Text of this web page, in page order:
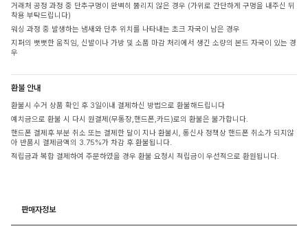
거래처 공정 과정 중 단추구멍이 완벽히 뚫리지 않은 경우 (가위로 간단하게 구멍을 내주신 뒤
착용 부탁드립니다)
워싱 과정 중 발생하는 냄새와 단추 위치를 나타내는 초크 자국이 남은 경우
지퍼의 뻣뻣한 움직임, 신발이나 가방 및 소품 마감 처리에서 생긴 소량의 본드 자국이 있는 경
우
환불 안내
환불시 수거 상품 확인 후 3일이내 결제하신 방법으로 환불해드립니다
예치금으로 환불 시 다시 원결제(무통장,핸드폰,카드)로의 환불은 불가합니다.
핸드폰 결제후 부분 취소 또는 결제한 달이 지나 환불시, 통신사 정책상 핸드폰 취소가 되지않
아 반품시 결제금액의 3.75%가 차감 후 환불됩니다.
적립금과 복합 결제하여 주문하였을 경우 환불 요청시 적립금이 우선적으로 환원됩니다.
판매자정보